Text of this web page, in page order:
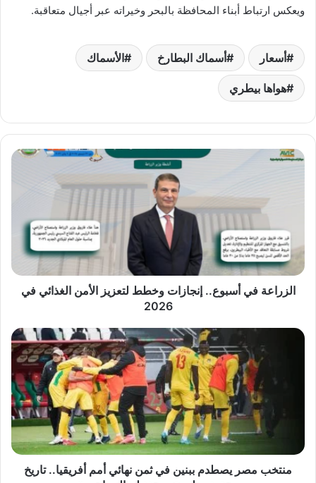
ويعكس ارتباط أبناء المحافظة بالبحر وخيراته عبر أجيال متعاقبة.
أسعار أسماك البطارخ الأسماك
هواها بيطري
الزراعة
لتعزيز
الأمن
الغذائي
في
2026
الزراعة في أسبوع.. إنجازات وخطط لتعزيز الأمن الغذائي في
2026
منتخب
أفريقيا..
تاريخمنتخب مصر يصطدم ببنين في ثمن نهائي أمم أفريقيا.. تاريخ